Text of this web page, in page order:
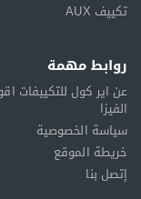
تكييف AUX
روابط مهمة
عن اير كول
الفيزا
سياسة الخصوصية
خريطة الموقع
إتصل بنا